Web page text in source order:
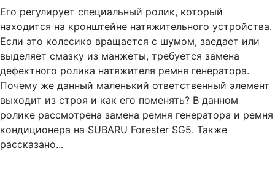
Его регулирует специальный ролик, который
находится на кронштейне натяжительного устройства.
Если это колесико вращается с шумом, заедает или
выделяет смазку из манжеты, требуется замена
дефектного ролика натяжителя ремня генератора.
Почему же данный маленький ответственный элемент
выходит из строя и как его поменять? В данном
ролике рассмотрена замена ремня генератора и ремня
кондиционера на SUBARU Forester SG5. Также
рассказано...